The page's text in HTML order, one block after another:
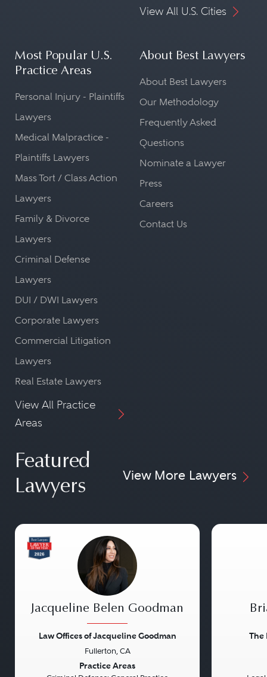
View All U.S. Cities
Most Popular U.S.
Practice Areas
Personal Injury - Plaintiffs
Lawyers
Medical Malpractice -
Plaintiffs Lawyers
Mass Tort / Class Action
Lawyers
Family & Divorce
Lawyers
Criminal Defense
Lawyers
DUI / DWI Lawyers
Corporate Lawyers
Commercial Litigation
Lawyers
Real Estate Lawyers
View All Practice
Areas
About Best Lawyers
About Best Lawyers
Our Methodology
Frequently Asked
Questions
Nominate a Lawyer
Press
Careers
Contact Us
Featured
Lawyers
View More Lawyers
Jacqueline Belen Goodman
Law Offices of Jacqueline Goodman
Fullerton, CA
Practice Areas
The